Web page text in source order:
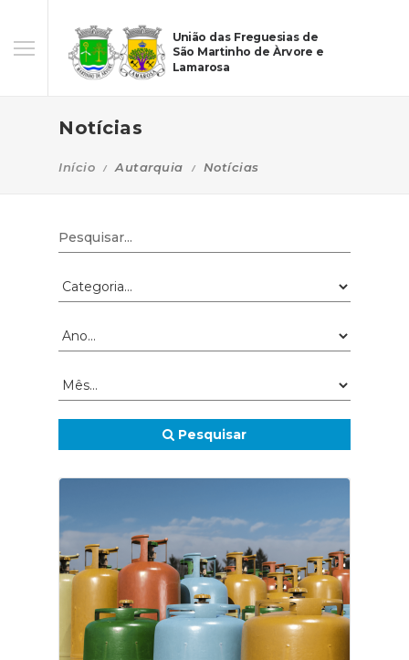
União das Freguesias de
São Martinho de Àrvore e
Lamarosa
Notícias
Início Autarquia Notícias
Pesquisar